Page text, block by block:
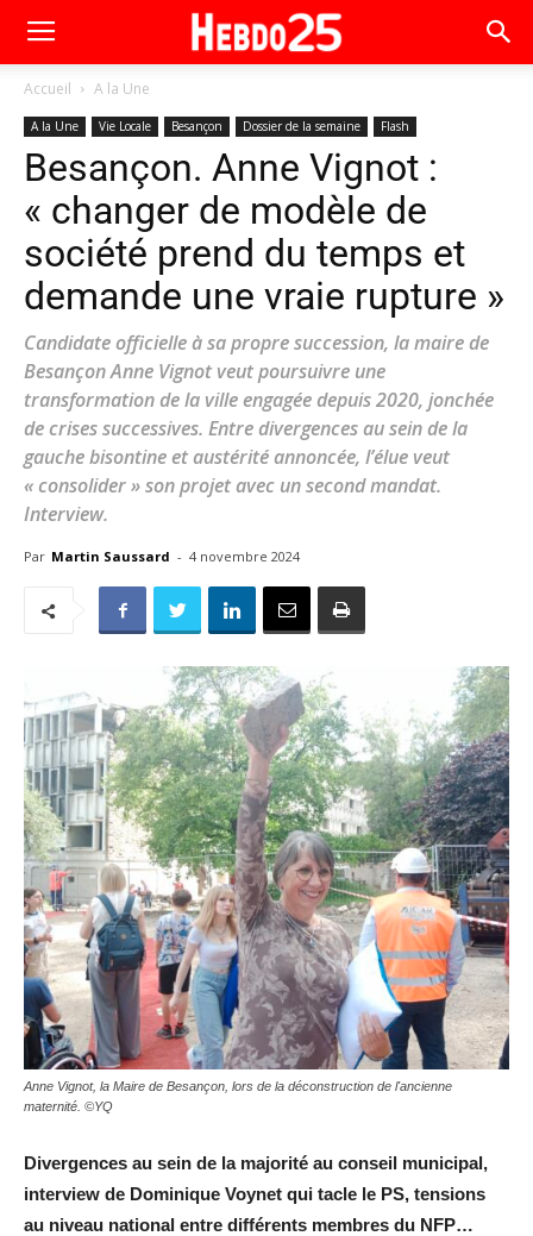
Accueil A la Une
A la Une Vie Locale Besançon Dossier de la semaine Flash
Besançon. Anne Vignot :
« changer de modèle de
société prend du temps et
demande une vraie rupture »
Candidate officielle à sa propre succession, la maire de
Besançon Anne Vignot veut poursuivre une
transformation de la ville engagée depuis 2020, jonchée
de crises successives. Entre divergences au sein de la
gauche bisontine et austérité annoncée, l’élue veut
« consolider » son projet avec un second mandat.
Interview.
Par Martin Saussard - 4 novembre 2024
Anne Vignot, la Maire de Besançon, lors de la déconstruction de l'ancienne
maternité. ©YQ
Divergences au sein de la majorité au conseil municipal,
interview de Dominique Voynet qui tacle le PS, tensions
au niveau national entre différents membres du NFP…